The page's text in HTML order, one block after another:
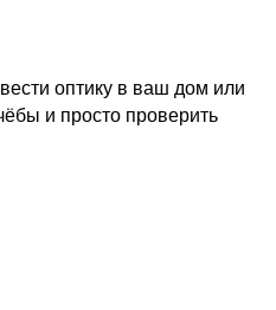
оптику в ваш дом или
и просто проверить